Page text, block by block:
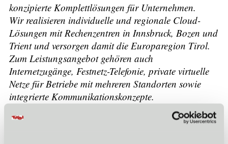
konzipierte Komplettlösungen für Unternehmen.
Wir realisieren individuelle und regionale Cloud-
Lösungen mit Rechenzentren in Innsbruck, Bozen und
Trient und versorgen damit die Europaregion Tirol.
Zum Leistungsangebot gehören auch
Internetzugänge, Festnetz-Telefonie, private virtuelle
Netze für Betriebe mit mehreren Standorten sowie
integrierte Kommunikationskonzepte.
Unternehmensdaten